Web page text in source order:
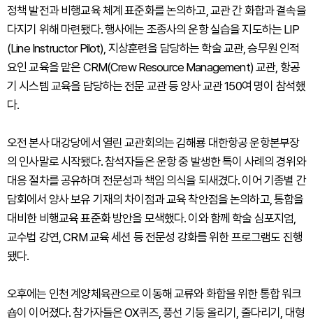
정책 발전과 비행교육 체계 표준화를 논의하고, 교관 간 화합과 결속을
다지기 위해 마련됐다. 행사에는 조종사의 운항 실습을 지도하는 LIP
(Line Instructor Pilot), 지상훈련을 담당하는 학술 교관, 승무원 인적
요인 교육을 맡은 CRM(Crew Resource Management) 교관, 항공
기 시스템 교육을 담당하는 전문 교관 등 양사 교관 150여 명이 참석했
다.
오전 본사 대강당에서 열린 교관회의는 김해룡 대한항공 운항본부장
의 인사말로 시작됐다. 참석자들은 운항 중 발생한 특이 사례의 경위와
대응 절차를 공유하며 전문성과 책임 의식을 되새겼다. 이어 기종별 간
담회에서 양사 보유 기재의 차이점과 교육 착안점을 논의하고, 통합을
대비한 비행교육 표준화 방안을 모색했다. 이와 함께 학술 심포지엄,
교수법 강연, CRM 교육 세션 등 전문성 강화를 위한 프로그램도 진행
됐다.
오후에는 인천 계양체육관으로 이동해 교류와 화합을 위한 통합 워크
숍이 이어졌다. 참가자들은 OX퀴즈, 풍선 기둥 올리기, 줄다리기, 대형